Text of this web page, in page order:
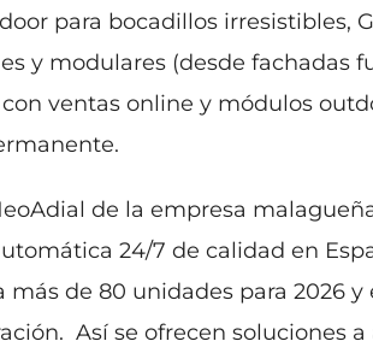
para bocadillos irresistibles,
y modulares (desde fachadas
ventas online y módulos
de la empresa
24/7 de calidad en
de 80 unidades para 2026
Así se ofrecen soluciones